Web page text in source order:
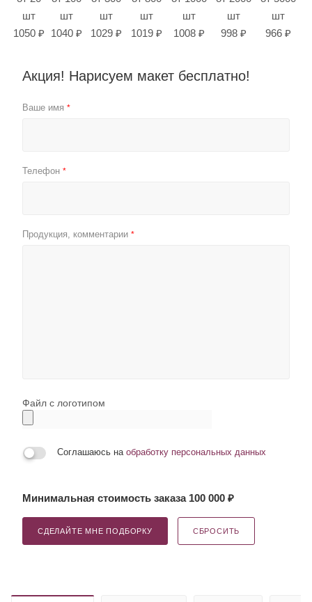
шт
1050 ₽
шт
1040 ₽
шт
1029 ₽
шт
1019 ₽
шт
1008 ₽
шт
998 ₽
шт
966 ₽
Акция! Нарисуем макет бесплатно!
Ваше имя *
Телефон *
Продукция, комментарии *
Файл с логотипом
Соглашаюсь на обработку персональных данных
Минимальная стоимость заказа 100 000 ₽
СДЕЛАЙТЕ МНЕ ПОДБОРКУ СБРОСИТЬ